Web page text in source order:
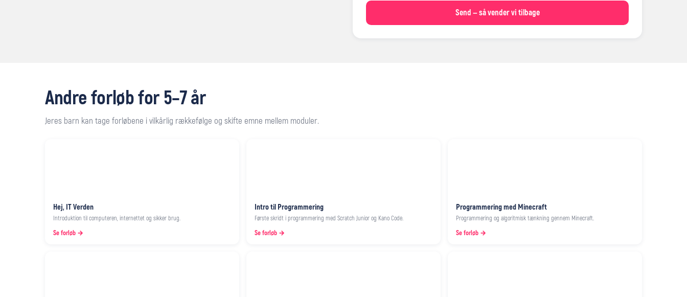
Send — så vender vi tilbage
Andre forløb for 5–7 år
Jeres barn kan tage forløbene i vilkårlig rækkefølge og skifte emne mellem moduler.
Hej, IT Verden
Introduktion til computeren, internettet og sikker brug.
Se forløb →
Intro til Programmering
Første skridt i programmering med Scratch Junior og Kano Code.
Se forløb →
Programmering med Minecraft
Programmering og algoritmisk tænkning gennem Minecraft.
Se forløb →